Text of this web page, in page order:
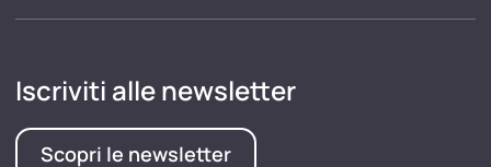
Iscriviti alle newsletter
Scopri le newsletter